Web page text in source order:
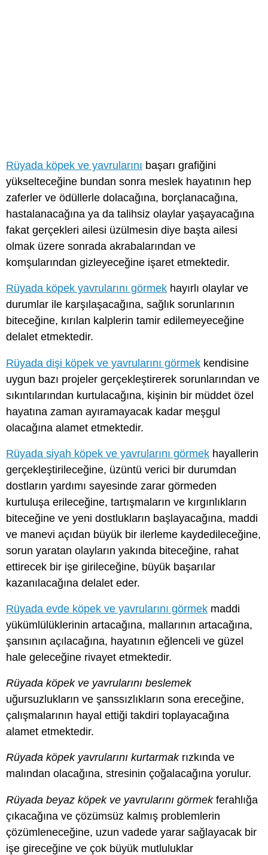
Rüyada köpek ve yavrularını başarı grafiğini
yükselteceğine bundan sonra meslek hayatının hep
zaferler ve ödüllerle dolacağına, borçlanacağına,
hastalanacağına ya da talihsiz olaylar yaşayacağına
fakat gerçekleri ailesi üzülmesin diye başta ailesi
olmak üzere sonrada akrabalarından ve
komşularından gizleyeceğine işaret etmektedir.
Rüyada köpek yavrularını görmek hayırlı olaylar ve
durumlar ile karşılaşacağına, sağlık sorunlarının
biteceğine, kırılan kalplerin tamir edilemeyeceğine
delalet etmektedir.
Rüyada dişi köpek ve yavrularını görmek kendisine
uygun bazı projeler gerçekleştirerek sorunlarından ve
sıkıntılarından kurtulacağına, kişinin bir müddet özel
hayatına zaman ayıramayacak kadar meşgul
olacağına alamet etmektedir.
Rüyada siyah köpek ve yavrularını görmek hayallerin
gerçekleştirileceğine, üzüntü verici bir durumdan
dostların yardımı sayesinde zarar görmeden
kurtuluşa erileceğine, tartışmaların ve kırgınlıkların
biteceğine ve yeni dostlukların başlayacağına, maddi
ve manevi açıdan büyük bir ilerleme kaydedileceğine,
sorun yaratan olayların yakında biteceğine, rahat
ettirecek bir işe girileceğine, büyük başarılar
kazanılacağına delalet eder.
Rüyada evde köpek ve yavrularını görmek maddi
yükümlülüklerinin artacağına, mallarının artacağına,
şansının açılacağına, hayatının eğlenceli ve güzel
hale geleceğine rivayet etmektedir.
Rüyada köpek ve yavrularını beslemek
uğursuzlukların ve şanssızlıkların sona ereceğine,
çalışmalarının hayal ettiği takdiri toplayacağına
alamet etmektedir.
Rüyada köpek yavrularını kurtarmakrızkında ve
malından olacağına, stresinin çoğalacağına yorulur.
Rüyada beyaz köpek ve yavrularını görmekferahlığa
çıkacağına ve çözümsüz kalmış problemlerin
çözümleneceğine, uzun vadede yarar sağlayacak bir
işe gireceğine ve çok büyük mutluluklar